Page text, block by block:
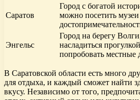
Саратов
Город с богатой
можно посетить
Энгельс
Город на берегу
насладиться
попробовать местные
В Саратовской области есть много
для отдыха, и каждый сможет найти
вкусу. Независимо от того,